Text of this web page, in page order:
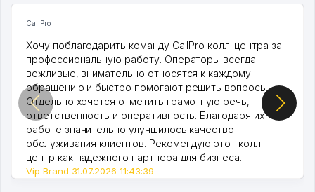
CallPro
Хочу поблагодарить команду CallPro колл-центра за
профессиональную работу. Операторы всегда
вежливые, внимательно относятся к каждому
обращению и быстро помогают решить вопросы.
Отдельно хочется отметить грамотную речь,
ответственность и оперативность. Благодаря их
работе значительно улучшилось качество
обслуживания клиентов. Рекомендую этот колл-
центр как надежного партнера для бизнеса.
Vip Brand 31.07.2026 11:43:39